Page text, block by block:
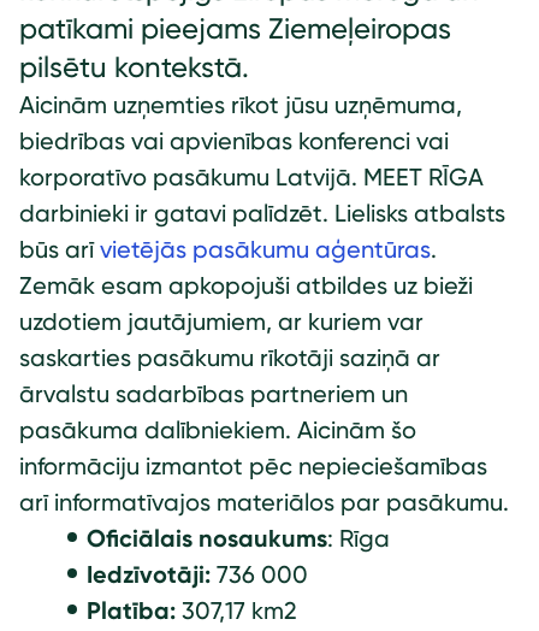
patīkami pieejams Ziemeļeiropas
pilsētu kontekstā.
Aicinām uzņemties rīkot jūsu uzņēmuma,
biedrības vai apvienības konferenci vai
korporatīvo pasākumu Latvijā. MEET RĪGA
darbinieki ir gatavi palīdzēt. Lielisks atbalsts
būs arīvietējās pasākumu aģentūras.
Zemāk esam apkopojuši atbildes uz bieži
uzdotiem jautājumiem, ar kuriem var
saskarties pasākumu rīkotāji saziņā ar
ārvalstu sadarbības partneriem un
pasākuma dalībniekiem. Aicinām šo
informāciju izmantot pēc nepieciešamības
arī informatīvajos materiālos par pasākumu.
Oficiālais nosaukums: Rīga
Iedzīvotāji: 736 000
Platība: 307,17 km2